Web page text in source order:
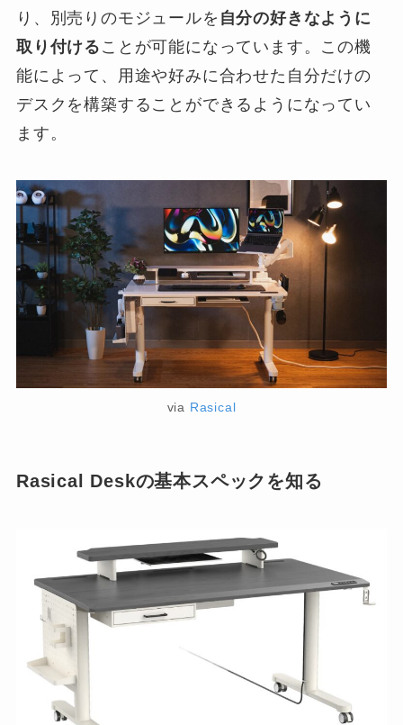
り、別売りのモジュールを 自分の好きなように
取り付ける ことが可能になっています。この機
能によって、用途や好みに合わせた自分だけの
デスクを構築することができるようになってい
ます。
via Rasical
Rasical Deskの基本スペックを知る